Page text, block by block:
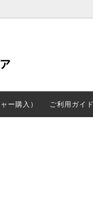
ー購入） ご利用ガイド